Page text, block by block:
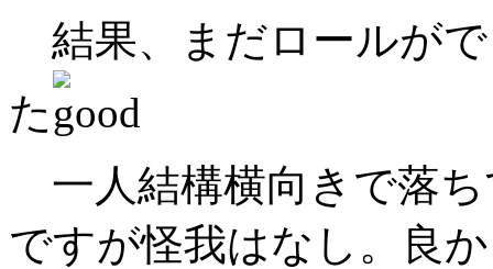
結果、まだロールが
た
一人結構横向きで落ち
ですが怪我はなし。良